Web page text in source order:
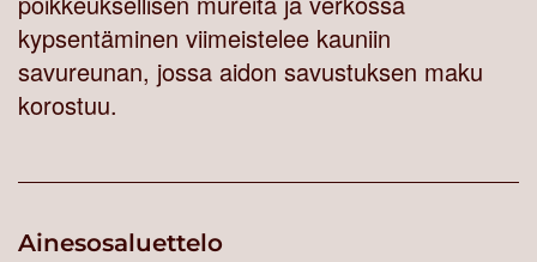
kypsentäminen viimeistelee kauniin
savureunan, jossa aidon savustuksen maku
korostuu.
Ainesosaluettelo